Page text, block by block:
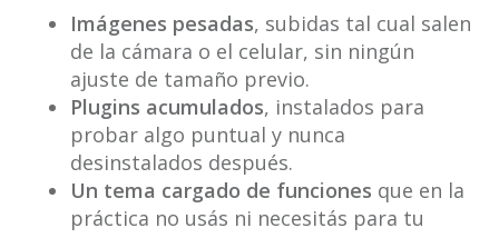
Imágenes pesadas, subidas tal cual salen
de la cámara o el celular, sin ningún
ajuste de tamaño previo.
Plugins acumulados, instalados para
probar algo puntual y nunca
desinstalados después.
Un tema cargado de funciones que en la
práctica no usás ni necesitás para tu